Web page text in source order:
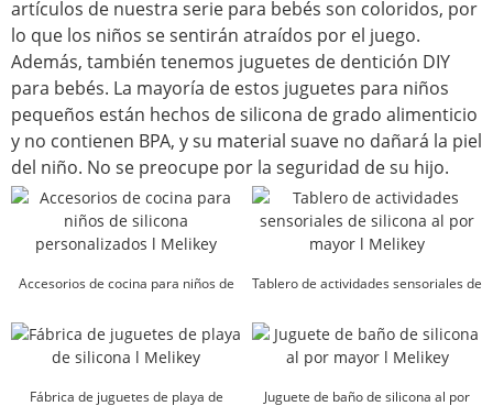
artículos de nuestra serie para bebés son coloridos, por
lo que los niños se sentirán atraídos por el juego.
Además, también tenemos juguetes de dentición DIY
para bebés. La mayoría de estos juguetes para niños
pequeños están hechos de silicona de grado alimenticio
y no contienen BPA, y su material suave no dañará la piel
del niño. No se preocupe por la seguridad de su hijo.
Accesorios de cocina para niños de
Tablero de actividades sensoriales de
Fábrica de juguetes de playa de
Juguete de baño de silicona al por